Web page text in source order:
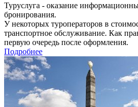
Туруслуга - оказание
бронирования.
У некоторых туроператоров в
транспортное обслуживание. Как
первую очередь после оформления.
Подробнее